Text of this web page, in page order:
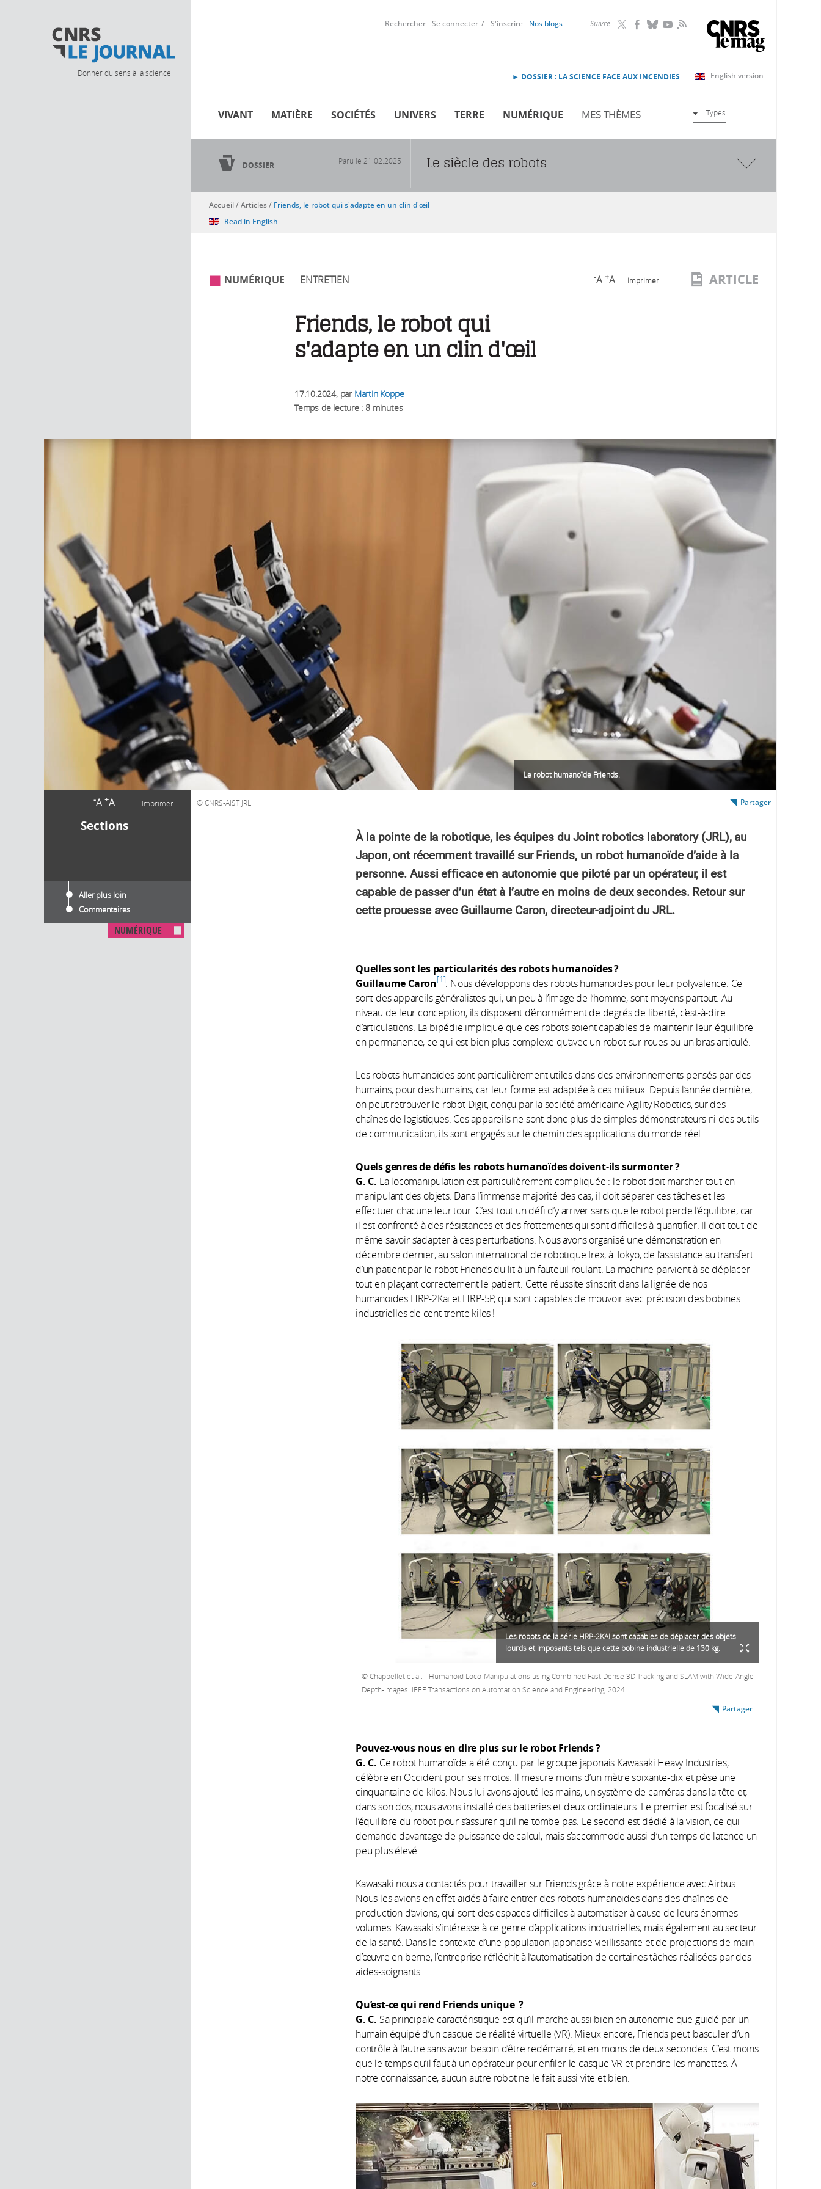
Donner du sens à la science
Suivre RSS
Rechercher Se connecter S'inscrire Nos blogs
English version
► DOSSIER : LA SCIENCE FACE AUX INCENDIES
VIVANT MATIÈRE SOCIÉTÉS UNIVERS TERRE NUMÉRIQUE MES THÈMES Types
-A +A Imprimer
Sections
Aller plus loin
Commentaires
NUMÉRIQUE
DOSSIER Paru le 21.02.2025 Le siècle des robots
Vous êtes ici
Accueil/Articles/ Friends, le robot qui s'adapte en un clin d'œil
Read in English
NUMÉRIQUE ENTRETIEN -A +A Imprimer ARTICLE
Friends, le robot qui
s'adapte en un clin d'œil
17.10.2024, par Martin Koppe
Temps de lecture : 8 minutes
Le robot humanoïde Friends.
CNRS-AIST JRL Partager
À la pointe de la robotique, les équipes du Joint robotics laboratory (JRL), au
Japon, ont récemment travaillé sur Friends, un robot humanoïde d’aide à la
personne. Aussi efficace en autonomie que piloté par un opérateur, il est
capable de passer d’un état à l’autre en moins de deux secondes. Retour sur
cette prouesse avec Guillaume Caron, directeur-adjoint du JRL.
Quelles sont les particularités des robots humanoïdes?
Guillaume Caron 1
. Nous développons des robots humanoïdes pour leur polyvalence. Ce
sont des appareils généralistes qui, un peu à l’image de l’homme, sont moyens partout. Au
niveau de leur conception, ils disposent d’énormément de degrés de liberté, c’est-à-dire
d’articulations. La bipédie implique que ces robots soient capables de maintenir leur équilibre
en permanence, ce qui est bien plus complexe qu’avec un robot sur roues ou un bras articulé.
Les robots humanoïdes sont particulièrement utiles dans des environnements pensés par des
humains, pour des humains, car leur forme est adaptée à ces milieux. Depuis l’année dernière,
on peut retrouver le robot Digit, conçu par la société américaine Agility Robotics, sur des
chaînes de logistiques. Ces appareils ne sont donc plus de simples démonstrateurs ni des outils
de communication, ils sont engagés sur le chemin des applications du monde réel.
Quels genres de défis les robots humanoïdes doivent-ils surmonter?
G. C. La locomanipulation est particulièrement compliquée : le robot doit marcher tout en
manipulant des objets. Dans l’immense majorité des cas, il doit séparer ces tâches et les
effectuer chacune leur tour. C’est tout un défi d’y arriver sans que le robot perde l’équilibre, car
il est confronté à des résistances et des frottements qui sont difficiles à quantifier. Il doit tout de
même savoir s’adapter à ces perturbations. Nous avons organisé une démonstration en
décembre dernier, au salon international de robotique Irex, à Tokyo, de l’assistance au transfert
d’un patient par le robot Friends du lit à un fauteuil roulant. La machine parvient à se déplacer
tout en plaçant correctement le patient. Cette réussite s’inscrit dans la lignée de nos
humanoïdes HRP-2Kai et HRP-5P, qui sont capables de mouvoir avec précision des bobines
industrielles de cent trente kilos !
Les robots de la série HRP-2KAI sont capables de déplacer des objets
lourds et imposants tels que cette bobine industrielle de 130 kg.
Chappellet et al. - Humanoid Loco-Manipulations using Combined Fast Dense 3D Tracking and SLAM with Wide-Angle
Depth-Images. IEEE Transactions on Automation Science and Engineering, 2024
Partager
Pouvez-vous nous en dire plus sur le robot Friends?
G. C. Ce robot humanoïde a été conçu par le groupe japonais Kawasaki Heavy Industries,
célèbre en Occident pour ses motos. Il mesure moins d’un mètre soixante-dix et pèse une
cinquantaine de kilos. Nous lui avons ajouté les mains, un système de caméras dans la tête et,
dans son dos, nous avons installé des batteries et deux ordinateurs. Le premier est focalisé sur
l’équilibre du robot pour s’assurer qu’il ne tombe pas. Le second est dédié à la vision, ce qui
demande davantage de puissance de calcul, mais s’accommode aussi d’un temps de latence un
peu plus élevé.
Kawasaki nous a contactés pour travailler sur Friends grâce à notre expérience avec Airbus.
Nous les avions en effet aidés à faire entrer des robots humanoïdes dans des chaînes de
production d’avions, qui sont des espaces difficiles à automatiser à cause de leurs énormes
volumes. Kawasaki s’intéresse à ce genre d’applications industrielles, mais également au secteur
de la santé. Dans le contexte d’une population japonaise vieillissante et de projections de main-
d’œuvre en berne, l’entreprise réfléchit à l’automatisation de certaines tâches réalisées par des
aides-soignants.
Qu’est-ce qui rend Friends unique?
G. C. Sa principale caractéristique est qu’il marche aussi bien en autonomie que guidé par un
humain équipé d’un casque de réalité virtuelle (VR). Mieux encore, Friends peut basculer d’un
contrôle à l’autre sans avoir besoin d’être redémarré, et en moins de deux secondes. C’est moins
que le temps qu’il faut à un opérateur pour enfiler le casque VR et prendre les manettes. À
notre connaissance, aucun autre robot ne le fait aussi vite et bien.